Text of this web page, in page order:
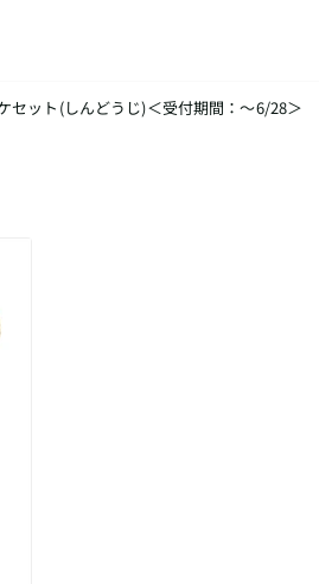
ット(しんどうじ)＜受付期間：～6/28＞